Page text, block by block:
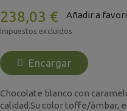
238,03 € Añadir a
Impuestos excluidos
Encargar
Chocolate blanco con
calidad.Su color toffe/ámbar,